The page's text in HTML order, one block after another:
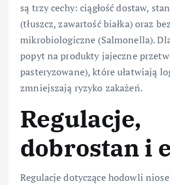
są trzy cechy: ciągłość dostaw,
(tłuszcz, zawartość białka) oraz
mikrobiologiczne (Salmonella).
popyt na produkty jajeczne
pasteryzowane), które ułatwiają
zmniejszają ryzyko zakażeń.
Regulacje,
dobrostan i
Regulacje dotyczące hodowli